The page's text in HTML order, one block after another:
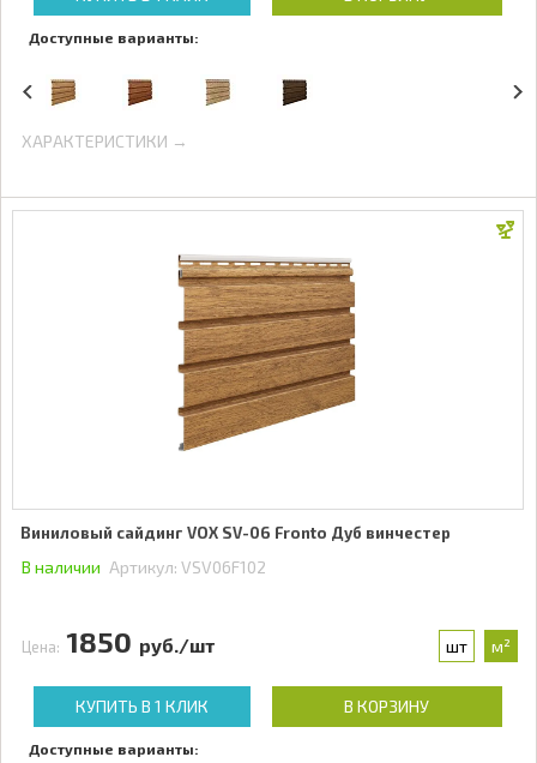
Доступные варианты:
ХАРАКТЕРИСТИКИ →
Виниловый сайдинг VOX SV-06 Fronto Дуб винчестер
В наличии Артикул: VSV06F102
Цена: 1850 руб./шт шт м²
КУПИТЬ В 1 КЛИК В КОРЗИНУ
Доступные варианты: